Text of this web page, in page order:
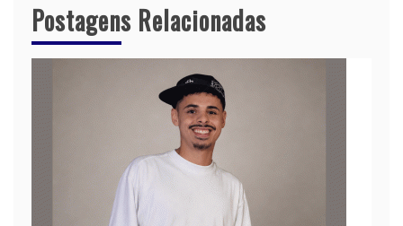
Postagens Relacionadas